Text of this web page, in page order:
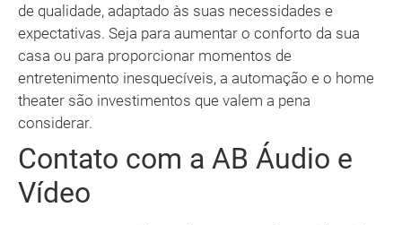
de qualidade, adaptado às suas necessidades e
expectativas. Seja para aumentar o conforto da sua
casa ou para proporcionar momentos de
entretenimento inesquecíveis, a automação e o home
theater são investimentos que valem a pena
considerar.
Contato com a AB Áudio e
Vídeo